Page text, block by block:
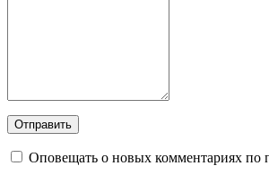
Оповещать о новых комментариях по